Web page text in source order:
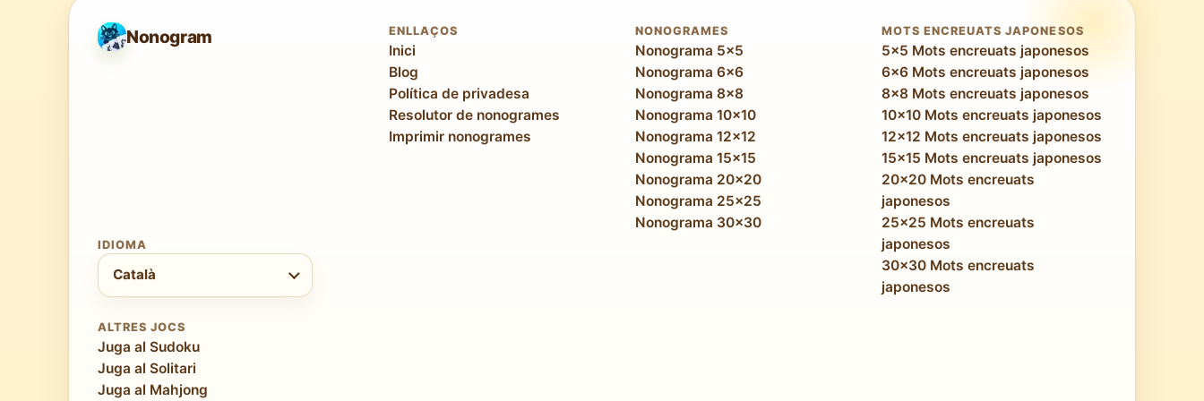
Nonogram
IDIOMA
Tria idioma
Català
ENLLAÇOS
Inici
Blog
Política de privadesa
Resolutor de nonogrames
Imprimir nonogrames
NONOGRAMES
Nonograma 5x5
Nonograma 6x6
Nonograma 8x8
Nonograma 10x10
Nonograma 12x12
Nonograma 15x15
Nonograma 20x20
Nonograma 25x25
Nonograma 30x30
MOTS ENCREUATS JAPONESOS
5x5 Mots encreuats japonesos
6x6 Mots encreuats japonesos
8x8 Mots encreuats japonesos
10x10 Mots encreuats japonesos
12x12 Mots encreuats japonesos
15x15 Mots encreuats japonesos
20x20 Mots encreuats
japonesos
25x25 Mots encreuats
japonesos
30x30 Mots encreuats
japonesos
ALTRES JOCS
Juga al Sudoku
Juga al Solitari
Juga al Mahjong